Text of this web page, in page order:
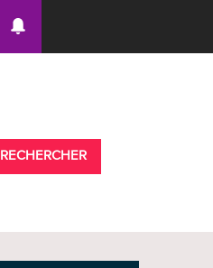
RECHERCHER